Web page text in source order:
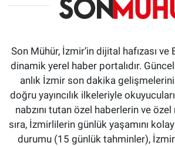
Son Mühür, İzmir’in dijital hafızası
dinamik yerel haber portalıdır.
anlık İzmir son dakika gelişmelerini
doğru yayıncılık ilkeleriyle
nabzını tutan özel haberlerin ve özel
sıra, İzmirlilerin günlük yaşamını
durumu (15 günlük tahminler),